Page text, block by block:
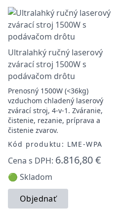
Ultralahký ručný laserový
zvárací stroj 1500W s
podávačom drôtu
Prenosný 1500W (<36kg)
vzduchom chladený laserový
zvárací stroj, 4-v-1. Zváranie,
čistenie, rezanie, príprava a
čistenie zvarov.
Kód produktu: LME-WPA
Cena s DPH: 6.816,80 €
🟢 Skladom
Objednať